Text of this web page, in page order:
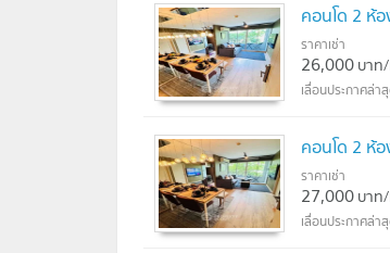
คอนโด 2 ห้อ
ราคาเช่า
26,000บาท
คอนโด 2 ห้
ราคาเช่า
27,000บาท